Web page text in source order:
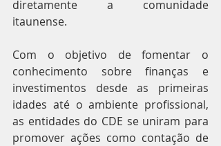
diretamente a comunidade
itaunense.
Com o objetivo de fomentar o
conhecimento sobre finanças e
investimentos desde as primeiras
idades até o ambiente profissional,
as entidades do CDE se uniram para
promover ações como contação de